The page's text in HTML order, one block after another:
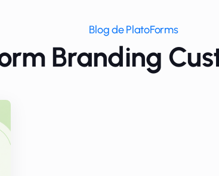
Blog de PlatoForms
Branding